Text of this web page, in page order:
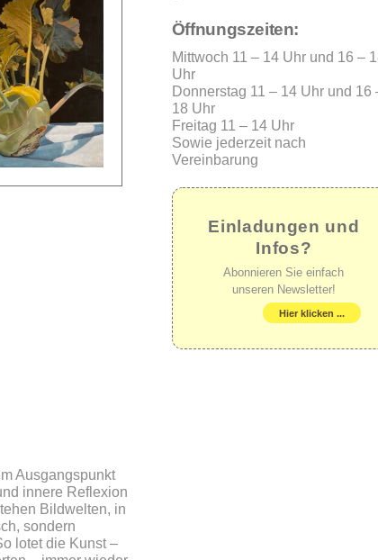
Ausgangspunkt
innere Reflexion
Bildwelten, in
sondern
lotet die Kunst –
Öffnungszeiten:
Mittwoch 11 – 14 Uhr und 16 –
Uhr
Donnerstag 11 – 14 Uhr und 16
18 Uhr
Freitag 11 – 14 Uhr
Sowie jederzeit nach
Vereinbarung
Einladungen und
Infos?
Abonnieren Sie einfach
unseren Newsletter!
Hier klicken ...